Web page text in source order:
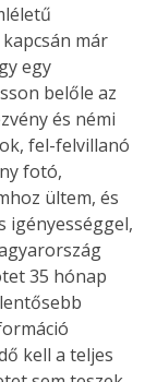
már
egy
belőle az
és némi
fel-felvillanó
fotó,
ültem, és
igényességgel,
35 hónap
kell a teljes